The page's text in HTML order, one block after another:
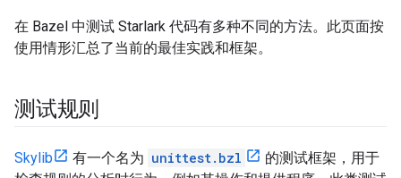
在 Bazel 中测试 Starlark 代码有多种不同的方法。此页面按
使用情形汇总了当前的最佳实践和框架。
测试规则
Skylib 有一个名为 unittest.bzl
的测试框架，用于